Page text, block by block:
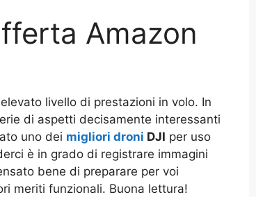
Amazon
livello di prestazioni in volo. In
di aspetti decisamente interessanti
uno dei migliori droni DJI per uso
è in grado di registrare immagini
bene di preparare per voi
meriti funzionali. Buona lettura!